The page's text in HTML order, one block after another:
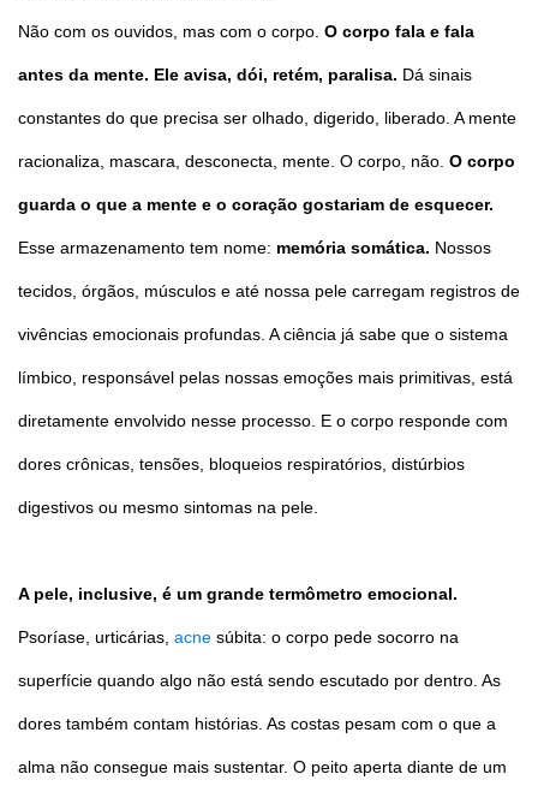
Não com os ouvidos, mas com o corpo. O corpo fala e fala
antes da mente. Ele avisa, dói, retém, paralisa. Dá sinais
constantes do que precisa ser olhado, digerido, liberado. A mente
racionaliza, mascara, desconecta, mente. O corpo, não. O corpo
guarda o que a mente e o coração gostariam de esquecer.
Esse armazenamento tem nome: memória somática. Nossos
tecidos, órgãos, músculos e até nossa pele carregam registros de
vivências emocionais profundas. A ciência já sabe que o sistema
límbico, responsável pelas nossas emoções mais primitivas, está
diretamente envolvido nesse processo. E o corpo responde com
dores crônicas, tensões, bloqueios respiratórios, distúrbios
digestivos ou mesmo sintomas na pele.
A pele, inclusive, é um grande termômetro emocional.
Psoríase, urticárias, acne súbita: o corpo pede socorro na
superfície quando algo não está sendo escutado por dentro. As
dores também contam histórias. As costas pesam com o que a
alma não consegue mais sustentar. O peito aperta diante de um